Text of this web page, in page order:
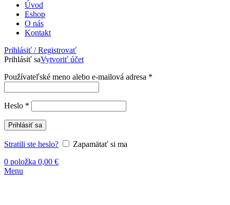
Úvod
Eshop
O nás
Kontakt
Prihlásiť / Registrovať
Prihlásiť saVytvoriť účet
Používateľské meno alebo e-mailová adresa *
Heslo *
Prihlásiť sa
Stratili ste heslo?
Zapamätať si ma
0 položka 0,00 €
Menu